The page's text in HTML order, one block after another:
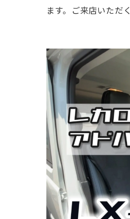
ます。ご来店いただ